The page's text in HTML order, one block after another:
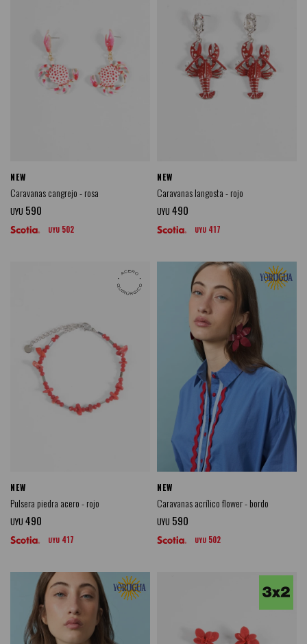
NEW
Caravanas cangrejo - rosa
UYU 590
UYU 502
NEW
Caravanas langosta - rojo
UYU 490
UYU 417
NEW
Pulsera piedra acero - rojo
UYU 490
UYU 417
NEW
Caravanas acrílico flower - bordo
UYU 590
UYU 502